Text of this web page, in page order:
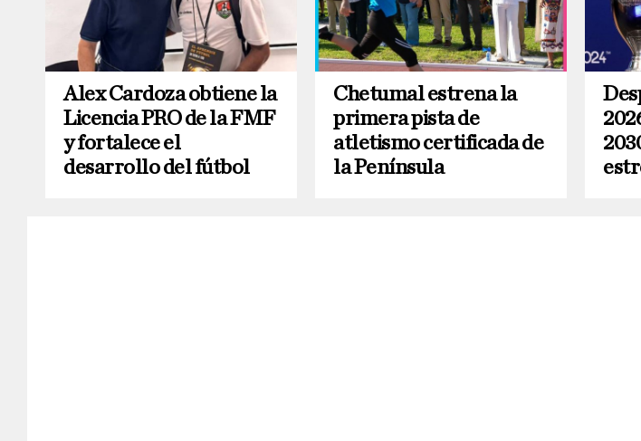
Alex Cardoza obtiene la
Licencia PRO de la FMF
y fortalece el
desarrollo del fútbol
Chetumal estrena la
primera pista de
atletismo certificada de
la Península